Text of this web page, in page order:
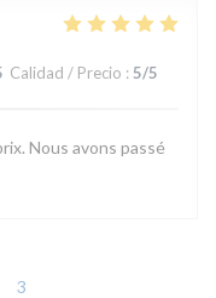
Calidad / Precio : 5/5
Nous avons passé
3